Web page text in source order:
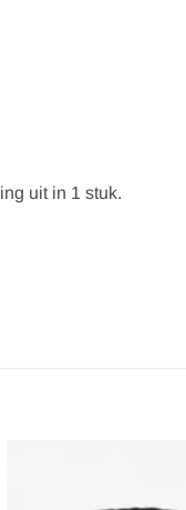
uit in 1 stuk.